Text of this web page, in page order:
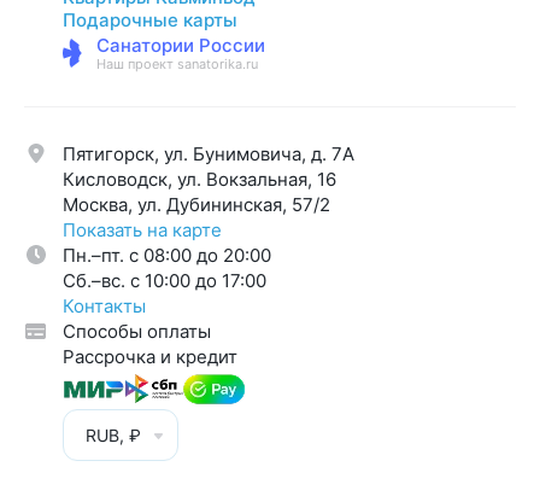
Подарочные карты
Санатории России
Наш проект sanatorika.ru
Пятигорск, ул. Бунимовича, д. 7A
Кисловодск, ул. Вокзальная, 16
Москва, ул. Дубининская, 57/2
Показать на карте
Пн.–пт. с 08:00 до 20:00
Cб.–вс. с 10:00 до 17:00
Контакты
Способы оплаты
Рассрочка и кредит
RUB, ₽